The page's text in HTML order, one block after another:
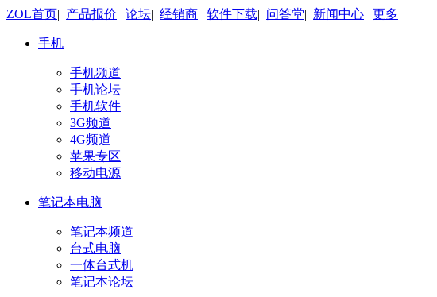
ZOL首页| 产品报价| 论坛| 经销商| 软件下载| 问答堂| 新闻中心| 更多
手机
手机频道
手机论坛
手机软件
3G频道
4G频道
苹果专区
移动电源
笔记本电脑
笔记本频道
台式电脑
一体台式机
笔记本论坛